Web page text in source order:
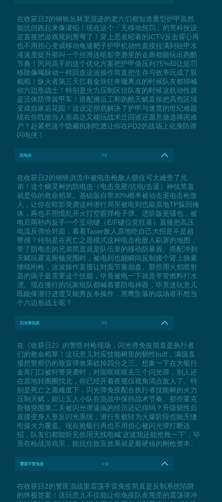
在收获日2的钢铁丛林里混迹的老六们都知道重型护甲虽然
能抗但跑起来像灌铅！现在这个「无移动惩罚」的黑科技设
定直接把游戏规则掰弯了！穿上恶名昭著的ICTV反击背心再
也不用担心变成移动龟速靶子护甲机动性直接拉满到轻甲水
准速度提升那叫一个丝滑连暗影突袭里的走廊都能玩出跑酷
节奏！民间高手的这个优化方案把护甲值压到75%却让惩罚
移除像喝脉动一样回血这波操作简直把生存与效率玩成了双
截棍！纵火者第三天扛着金块狂奔撤离点的时候队友都得喊
你六边形战士！特别是火力压制区拉队友的时候这机动性就
是活体防弹装甲车！搭配搬运工和跑酷天赋直接把高危区域
变成自家后花园！这设定彻底解决了护甲与速度的世纪难题
现在你既能当人形高达又能玩战术迂回谁还愿意做选择困难
户？赶紧把这个隐藏机制吃透让你在PD2的战场上化身防弹
闪电侠！
防电击 F8
在收获日2的钢铁洪流中被电击枪敌人锁住可太难受了兄
弟！这个幽灵树的防电击（电击克星/抗电/击退）神技简直
就是你的救命稻草。基础版自带30%概率被动击退电击枪敌
人，让你在暗影突袭这种潜行局里被电到也能原地TP躲回掩
体，再也不用慌乱开火打空霰弹枪子弹。进阶版更骚包，被
电后两秒内反手一个互动键（E/F键位党狂喜）直接把高压
电流反弹给对面，看着Taser敌人原地吃自己大招是不是超
带感？特别是在死亡之愿模式这种电击枪敌人刷屏的地图，
带了防电击的兄弟简直就是队伍里的移动防暴盾。搭配冲刺
天赋玩霍克斯顿突围时，被电到也能瞬间反制接个肾上腺素
继续刚枪，这波操作直接让对面节奏崩盘。那些用火焰喷射
器的疯子最需要这个技能，毕竟被电一下就是半管燃料打水
漂。现在懂行的玩家组队都喊着要防电神器，毕竟这玩意儿
既能保潜行进度又能秀反杀操作，黑鹰坠落的战场谁不想当
个六边形战士呢？
闪光弹免疫 F9
在《收获日2》的警匪对枪现场，闪光弹免疫简直是执行者
们的救命稻草！这玩意儿对应技能树里的韧性buff，满级直
接把警察扔的致盲弹效果砍掉四分之三。想象一下在大银行
金库门口被特警突袭时，对面哐哐哐丢三个闪光弹，别人还
在原地转圈圈找北，你已经开着夜视仪视角清点敌人了。特
别是死亡之愿难度下，闪光弹免疫配合执行者技能树的火力
压制天赋，能让五人小队在混战中保持战术节奏。那些霍克
斯顿突围第二关被闪光弹逼疯的经历还记得吗？升级韧性后
直接变身人形反闪光系统，潜行失败转为火爆阶段也能无缝
衔接火力覆盖。现在抢银行再也不用担心被闪光弹打断连
招，队友们都能听见你用无线电喊'这波我还能抢救一下'，毕
竟在枪战游戏里，能抗住致盲效果就是最硬核的刚枪资本。
震荡手雷免疫 F10
在收获日2的警匪混战里震荡手雷免疫简直是反制系统陷阱
的终极答案！这玩意儿不仅能让你免疫队友甩歪的震荡弹冲